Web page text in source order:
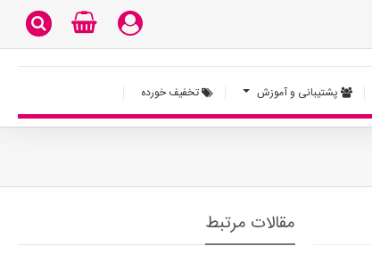
پشتیبانی و آموزش تخفیف خورده
مقالات مرتبط